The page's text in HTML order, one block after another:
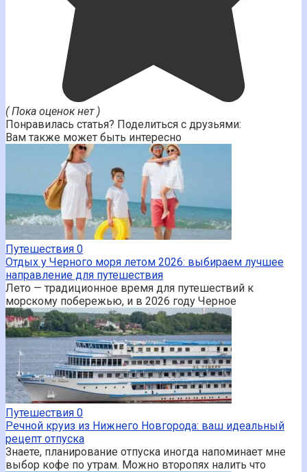
( Пока оценок нет )
Понравилась статья? Поделиться с друзьями:
Вам также может быть интересно
Путешествия 0
Отдых у Черного моря летом 2026: выбираем лучшее
направление для путешествия
Лето — традиционное время для путешествий к
морскому побережью, и в 2026 году Черное
Путешествия 0
Речной круиз из Нижнего Новгорода: ваш идеальный
рецепт отпуска
Знаете, планирование отпуска иногда напоминает мне
выбор кофе по утрам. Можно второпях налить что